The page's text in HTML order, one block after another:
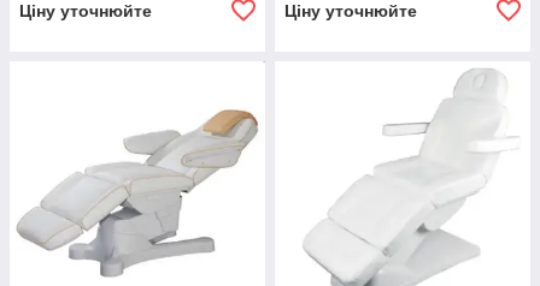
Ціну уточнюйте Ціну уточнюйте